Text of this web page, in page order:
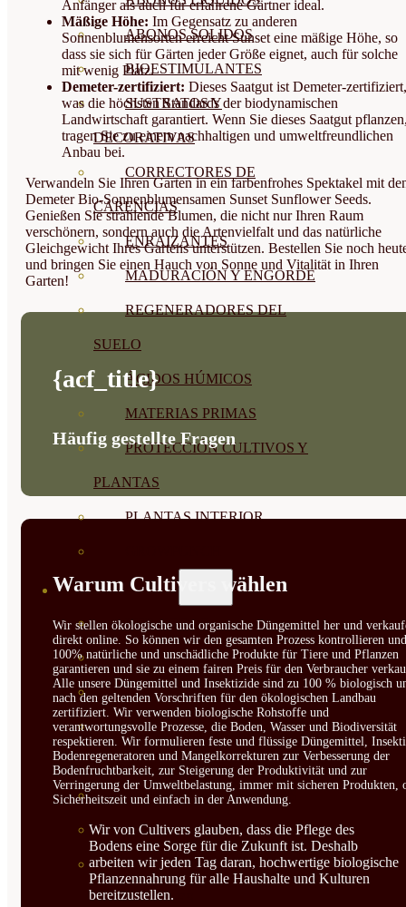
ABONOS SOLIDOS
BIOESTIMULANTES
SUSTRATOS Y
DECORATIVAS
CORRECTORES DE
CARENCIAS
ENRAIZANTES
MADURACIÓN Y ENGORDE
REGENERADORES DEL
SUELO
ÁCIDOS HÚMICOS
MATERIAS PRIMAS
PROTECCIÓN CULTIVOS Y
PLANTAS
PLANTAS INTERIOR
SEMILLAS
VER TODAS
BIODINÁMICAS DEMETER
HORTALIZA FRUTO
SEMILLAS HORTALIZA DE
HOJA
SEMILLAS AROMÁTICAS
SEMILLAS FLORES
SEMILLAS FLORES
COMESTIBLES
Anfänger als auch für erfahrene Gärtner ideal.
Mäßige Höhe: Im Gegensatz zu anderen
Sonnenblumensorten erreicht Sunset eine mäßige Höhe, so
dass sie sich für Gärten jeder Größe eignet, auch für solche
mit wenig Platz.
Demeter-zertifiziert: Dieses Saatgut ist Demeter-zertifiziert,
was die höchsten Standards der biodynamischen
Landwirtschaft garantiert. Wenn Sie dieses Saatgut
tragen Sie zu einem nachhaltigen und umweltfreundlichen
Anbau bei.
Verwandeln Sie Ihren Garten in ein farbenfrohes Spektakel mit
Demeter Bio-Sonnenblumensamen Sunset Sunflower Seeds.
Genießen Sie strahlende Blumen, die nicht nur Ihren Raum
verschönern, sondern auch die Artenvielfalt und das natürliche
Gleichgewicht Ihres Gartens unterstützen. Bestellen Sie noch
und bringen Sie einen Hauch von Sonne und Vitalität in Ihren
Garten!
{acf_title}
Häufig gestellte Fragen
Warum Cultivers wählen
Wir stellen ökologische und organische Düngemittel her und
direkt online. So können wir den gesamten Prozess kontrollieren und
100% natürliche und unschädliche Produkte für Tiere und Pflanzen
garantieren und sie zu einem fairen Preis für den Verbraucher
Alle unsere Düngemittel und Insektizide sind zu 100 % biologisch
nach den geltenden Vorschriften für den ökologischen Landbau
zertifiziert. Wir verwenden biologische Rohstoffe und
verantwortungsvolle Prozesse, die Boden, Wasser und Biodiversität
respektieren. Wir formulieren feste und flüssige Düngemittel,
Bodenregeneratoren und Mangelkorrekturen zur Verbesserung der
Bodenfruchtbarkeit, zur Steigerung der Produktivität und zur
Verringerung der Umweltbelastung, immer mit sicheren Produkten,
Sicherheitszeit und einfach in der Anwendung.
Wir von Cultivers glauben, dass die Pflege des
Bodens eine Sorge für die Zukunft ist. Deshalb
arbeiten wir jeden Tag daran, hochwertige biologische
Pflanzennahrung für alle Haushalte und Kulturen
bereitzustellen.